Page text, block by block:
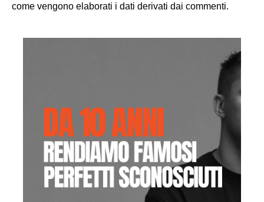
come vengono elaborati i dati derivati dai commenti.